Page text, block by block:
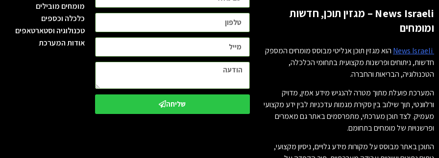
News Israeli – מגזין תוכן, חדשות
ומומחים
הוא מגזין תוכן אנליטי מבוסס מומחים המספק
חדשות, ניתוחים ופרשנות מקצועית בתחומי הכלכלה,
הטכנולוגיה, הבריאות והחברה.
המערכת פועלת מתוך מטרה להנגיש מידע אמין, מדויק
ורלוונטי, תוך שילוב בין סקירת מגמות עדכניות לבין ידע מקצועי
מעמיק. לצד תוכן מערכתי, מתפרסמים באתר גם מאמרים
ופרשנויות של מומחים בתחומם.
התוכן באתר מבוסס על מקורות מידע גלויים, ניסיון מקצועי,
שליחה
מומחים מובילים
כלכלה וכספים
טכנולוגיה וסטארטאפים
אודות המערכת